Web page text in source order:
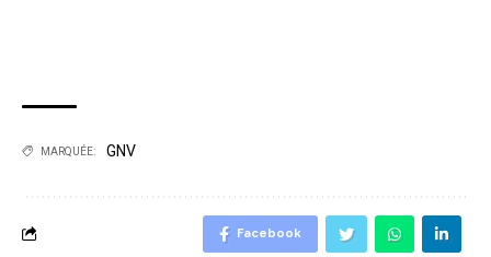
MARQUÉE: GNV
Facebook